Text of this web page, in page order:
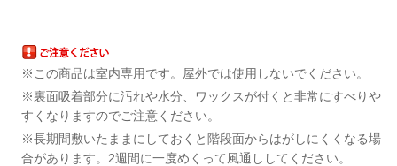
※この商品は室内専用です。屋外では使用しないでください。
※裏面吸着部分に汚れや水分、ワックスが付くと非常にすべりや
すくなりますのでご注意ください。
※長期間敷いたままにしておくと階段面からはがしにくくなる場
合があります。2週間に一度めくって風通ししてください。